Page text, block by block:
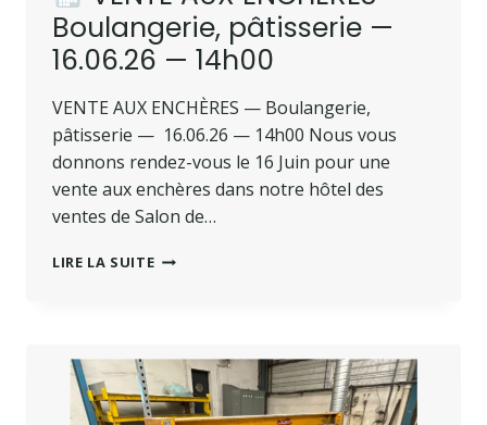
Boulangerie, pâtisserie —
16.06.26 — 14h00
VENTE AUX ENCHÈRES — Boulangerie,
pâtisserie — 16.06.26 — 14h00 Nous vous
donnons rendez-vous le 16 Juin pour une
vente aux enchères dans notre hôtel des
ventes de Salon de…
LIRE LA SUITE